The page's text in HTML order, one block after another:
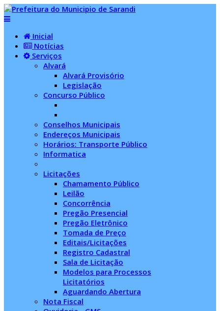
Inicial
Notícias
Serviços
Alvará
Alvará Provisório
Legislação
Concurso Público
Conselhos Municipais
Endereços Municipais
Horários: Transporte Público
Informatica
Licitações
Chamamento Público
Leilão
Concorrência
Pregão Presencial
Pregão Eletrônico
Tomada de Preço
Editais/Licitações
Registro Cadastral
Sala de Licitação
Modelos para Processos
Licitatórios
Aguardando Abertura
Nota Fiscal